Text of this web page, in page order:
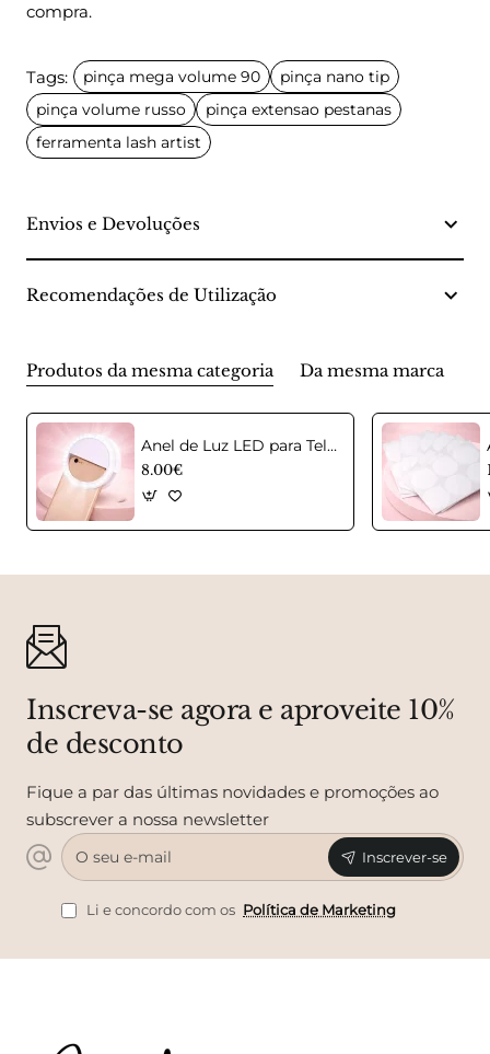
compra.
Tags: pinça mega volume 90
pinça nano tip
pinça volume russo
pinça extensao pestanas
ferramenta lash artist
Envios e Devoluções
Recomendações de Utilização
Produtos da mesma categoria Da mesma marca
Anel de Luz LED para Telemóvel – Selfie Ring Light
8.00€
Inscreva-se agora e aproveite 10%
de desconto
Fique a par das últimas novidades e promoções ao
subscrever a nossa newsletter
O
seu
e-
mail
Inscrever-se
Li e concordo com os Política de Marketing